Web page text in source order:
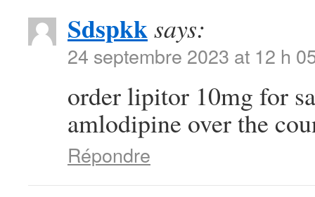
Sdspkksays:
24 septembre 2023 at 12 h
order lipitor 10mg for
amlodipine over the
Répondre